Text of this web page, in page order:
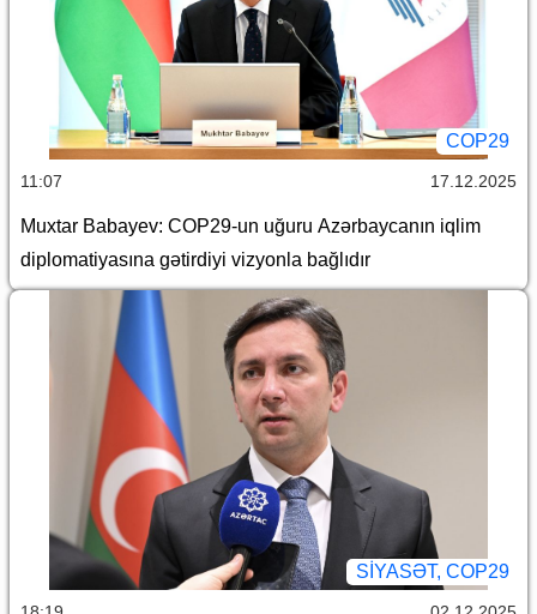
COP29
11:07 17.12.2025
Muxtar Babayev: COP29-un uğuru Azərbaycanın iqlim
diplomatiyasına gətirdiyi vizyonla bağlıdır
SİYASƏT, COP29